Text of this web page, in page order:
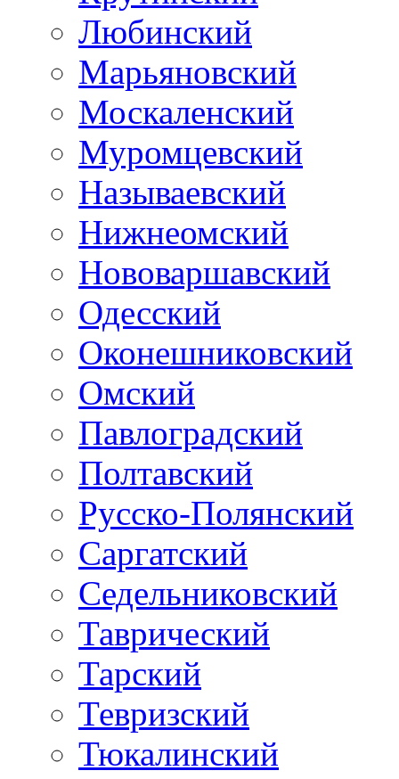
Любинский
Марьяновский
Москаленский
Муромцевский
Называевский
Нижнеомский
Нововаршавский
Одесский
Оконешниковский
Омский
Павлоградский
Полтавский
Русско-Полянский
Саргатский
Седельниковский
Таврический
Тарский
Тевризский
Тюкалинский